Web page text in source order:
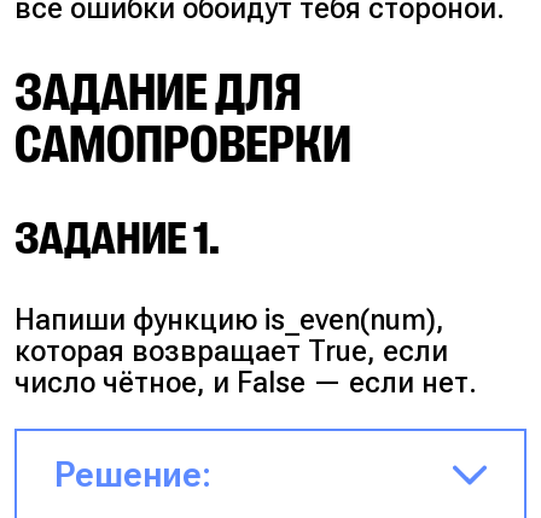
все ошибки обойдут тебя стороной.
ЗАДАНИЕ ДЛЯ
САМОПРОВЕРКИ
ЗАДАНИЕ 1.
Напиши функцию is_even(num),
которая возвращает True, если
число чётное, и False — если нет.
Решение: